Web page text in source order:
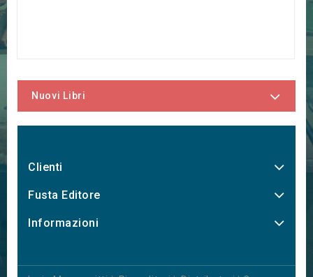
Nuovi Libri
Clienti
Fusta Editore
Informazioni